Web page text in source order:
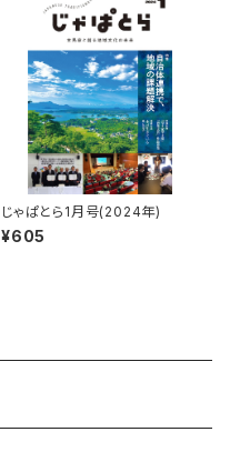
じゃぱとら1月号(2024年)
¥605